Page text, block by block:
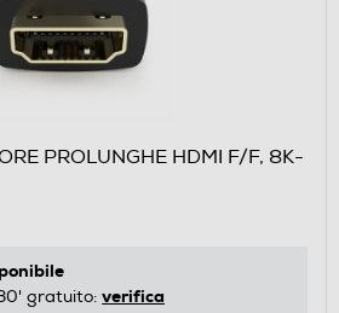
PROLUNGHE HDMI F/F, 8K-
gratuito: verifica